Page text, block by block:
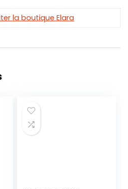
la boutique Elara